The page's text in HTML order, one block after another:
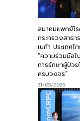
สมาคมแพทย์โ
กระทรวงสาธ
เนก้า ประเทศ
“ความร่วมมือใ
การรักษาผู้ป่ว
ครบวงจร”
31/05/2025